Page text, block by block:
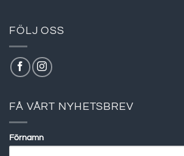
FÖLJ OSS
FÅ VÅRT NYHETSBREV
Förnamn